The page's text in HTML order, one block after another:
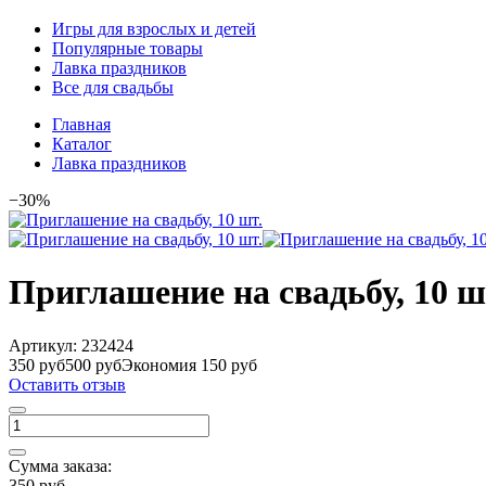
Игры для взрослых и детей
Популярные товары
Лавка праздников
Все для свадьбы
Главная
Каталог
Лавка праздников
−30%
Приглашение на свадьбу, 10
Артикул: 232424
350 руб500 рубЭкономия 150 руб
Оставить отзыв
Сумма заказа: